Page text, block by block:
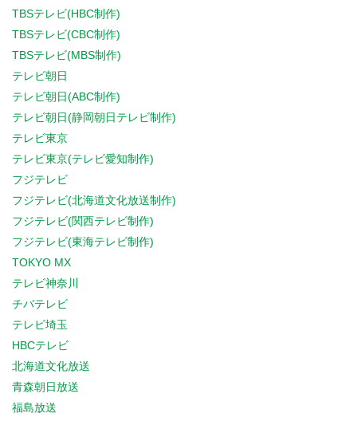
TBSテレビ(HBC制作)
TBSテレビ(CBC制作)
TBSテレビ(MBS制作)
テレビ朝日
テレビ朝日(ABC制作)
テレビ朝日(静岡朝日テレビ制作)
テレビ東京
テレビ東京(テレビ愛知制作)
フジテレビ
フジテレビ(北海道文化放送制作)
フジテレビ(関西テレビ制作)
フジテレビ(東海テレビ制作)
TOKYO MX
テレビ神奈川
チバテレビ
テレビ埼玉
HBCテレビ
北海道文化放送
青森朝日放送
福島放送